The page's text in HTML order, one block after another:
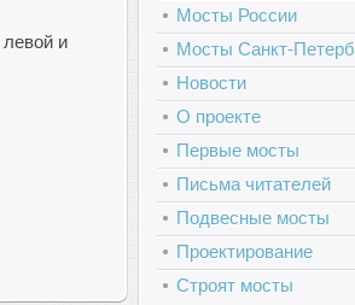
и
Мосты России
Мосты Санкт-
Новости
О проекте
Первые мосты
Письма читателей
Подвесные мосты
Проектирование
Строят мосты